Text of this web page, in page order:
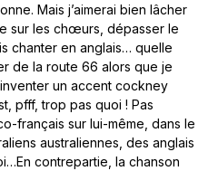
Mais j’aimerai bien lâcher
sur les chœurs, dépasser le
chanter en anglais… quelle
de la route 66 alors que je
un accent cockney
pfff, trop pas quoi ! Pas
français sur lui-même, dans le
australiennes, des anglais
contrepartie, la chanson